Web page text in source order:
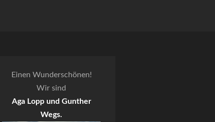
Einen Wunderschönen!
Wir sind
Aga Lopp und Gunther
Wegs.